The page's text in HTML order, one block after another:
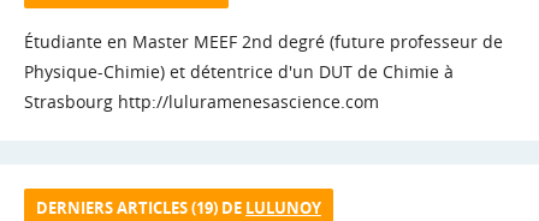
Étudiante en Master MEEF 2nd degré (future professeur de
Physique-Chimie) et détentrice d'un DUT de Chimie à
Strasbourg http://luluramenesascience.com
DERNIERS ARTICLES (19) DE LULUNOY